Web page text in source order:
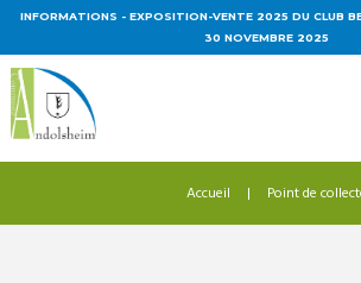
INFORMATIONS - EXPOSITION-VENTE 2025 DU CLUB
30 NOVEMBRE 2025
Accueil Point de